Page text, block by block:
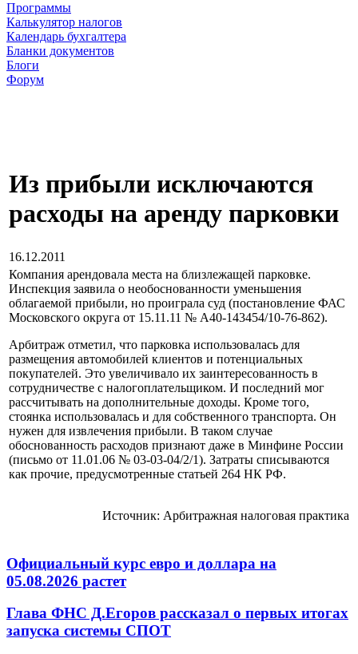
Программы
Калькулятор налогов
Календарь бухгалтера
Бланки документов
Блоги
Форум
Из прибыли исключаются
расходы на аренду парковки
16.12.2011
Компания арендовала места на близлежащей парковке.
Инспекция заявила о необоснованности уменьшения
облагаемой прибыли, но проиграла суд (постановление ФАС
Московского округа от 15.11.11 № А40-143454/10-76-862).
Арбитраж отметил, что парковка использовалась для
размещения автомобилей клиентов и потенциальных
покупателей. Это увеличивало их заинтересованность в
сотрудничестве с налогоплательщиком. И последний мог
рассчитывать на дополнительные доходы. Кроме того,
стоянка использовалась и для собственного транспорта. Он
нужен для извлечения прибыли. В таком случае
обоснованность расходов признают даже в Минфине России
(письмо от 11.01.06 № 03-03-04/2/1). Затраты списываются
как прочие, предусмотренные статьей 264 НК РФ.
Источник: Арбитражная налоговая практика
Официальный курс евро и доллара на
05.08.2026 растет
Глава ФНС Д.Егоров рассказал о первых итогах
запуска системы СПОТ